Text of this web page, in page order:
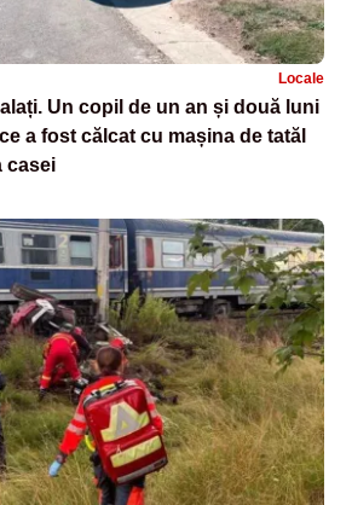
Locale
Un copil de un an și două luni
a fost călcat cu mașina de tatăl
casei